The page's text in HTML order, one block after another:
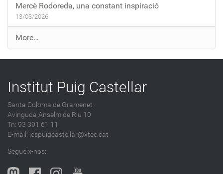
Mercè Rodoreda, una constant inspiració
13/03/2026
E
n
t
a
e
s
a
b
l
More…
Institut Puig Castellar
Santa Coloma de Gramenet
Avinguda Anselm de Riu 10
Tn: 93 391 61 11
E-mail: iespuigcastellar@xtec.cat
Segueix-nos: